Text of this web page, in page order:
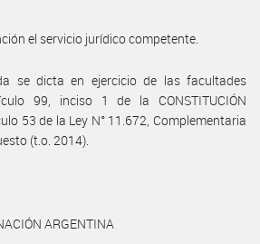
el servicio jurídico competente.
se dicta en ejercicio de las facultades
99, inciso 1 de la CONSTITUCIÓN
53 de la Ley N° 11.672, Complementaria
(t.o. 2014).
ARGENTINA